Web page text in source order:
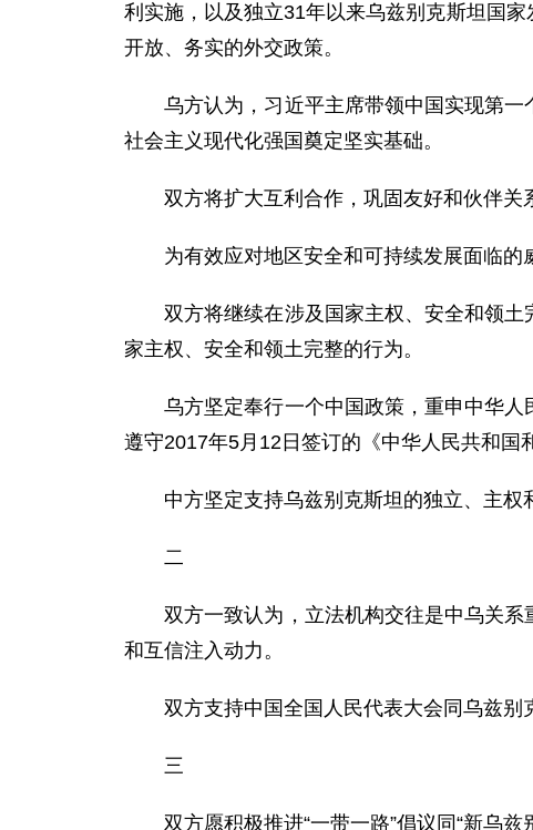
利实施，以及独立31年以来乌兹别克斯坦国
开放、务实的外交政策。
乌方认为，习近平主席带领中国实现第一
社会主义现代化强国奠定坚实基础。
双方将扩大互利合作，巩固友好和伙伴关
为有效应对地区安全和可持续发展面临的威
双方将继续在涉及国家主权、安全和领土
家主权、安全和领土完整的行为。
乌方坚定奉行一个中国政策，重申中华人
遵守2017年5月12日签订的《中华人民共和国
中方坚定支持乌兹别克斯坦的独立、主权
二
双方一致认为，立法机构交往是中乌关系
和互信注入动力。
双方支持中国全国人民代表大会同乌兹别
三
双方愿积极推进“一带一路”倡议同“新乌兹